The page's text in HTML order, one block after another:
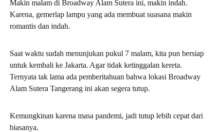
Makin malam di Broadway Alam Sutera ini, makin indah.
Karena, gemerlap lampu yang ada membuat suasana makin
romantis dan indah.
Saat waktu sudah menunjukan pukul 7 malam, kita pun bersiap
untuk kembali ke Jakarta. Agar tidak ketinggalan kereta.
Ternyata tak lama ada pemberitahuan bahwa lokasi Broadway
Alam Sutera Tangerang ini akan segera tutup.
Kemungkinan karena masa pandemi, jadi tutup lebih cepat dari
biasanya.